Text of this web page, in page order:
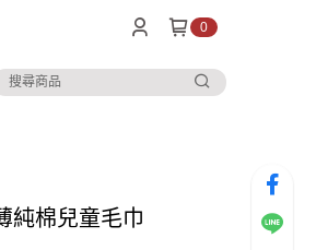
0
純棉兒童毛巾